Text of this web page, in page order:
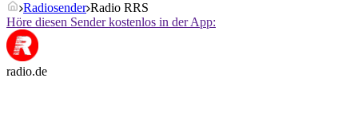
Radiosender Radio RRS
Höre diesen Sender kostenlos in der App:
radio.de